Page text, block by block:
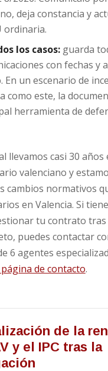
deja constancia y
ordinaria.
los casos:guarda
con fechas y
En un escenario de
como este, la
herramienta de
llevamos casi 30 años
valenciano y
cambios normativos
en Valencia. Si
tu contrato tras
puedes contactar
6 agentes
de contacto.
de la
y el IPC tras la